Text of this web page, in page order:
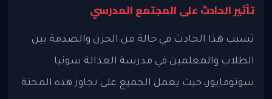
تأثير الحادث على المجتمع المدرسي
تسبب هذا الحادث في حالة من الحزن والصدمة بين
الطلاب والمعلمين في مدرسة العدالة سونيا
سوتومايور، حيث يعمل الجميع على تجاوز هذه المحنة